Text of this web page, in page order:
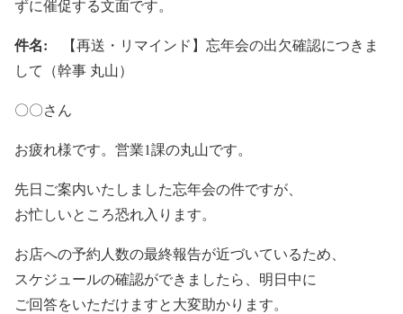
ずに催促する文面です。
件名:
【再送・リマインド】忘年会の出欠確認につきま
して（幹事 丸山）
〇〇さん
お疲れ様です。営業1課の丸山です。
先日ご案内いたしました忘年会の件ですが、
お忙しいところ恐れ入ります。
お店への予約人数の最終報告が近づいているため、
スケジュールの確認ができましたら、明日中に
ご回答をいただけますと大変助かります。